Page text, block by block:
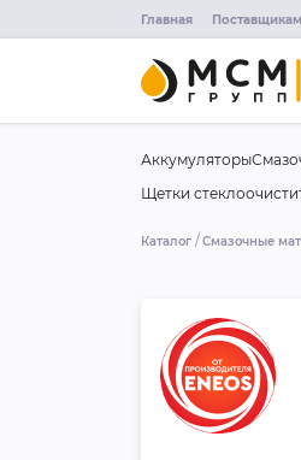
Главная Поставщикам
Аккумуляторы
Щетки
Каталог Смазочные